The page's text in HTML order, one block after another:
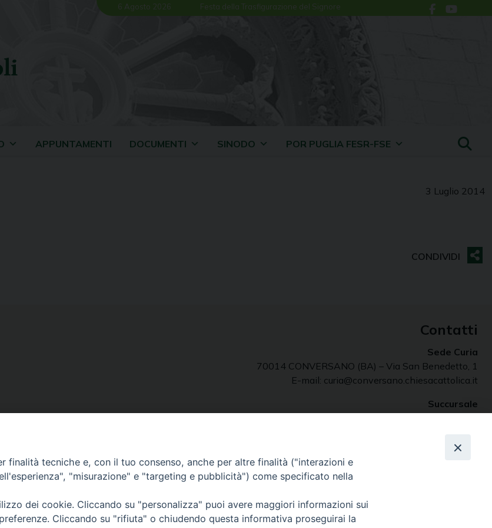
6 Agosto 2026 Festa della Trasfigurazione del Signore
APPUNTAMENTI DOCUMENTI SINODO POR PUGLIA FESR-FSE
3 Luglio 2014
Contatti
Sede Curia
70014 CONVERSANO (BA) – Via San Benedetto, 1
E-mail: curia@conversano.chiesacattolica.it
Succursale
finalità tecniche e, con il tuo consenso, anche per altre finalità ("interazioni e
"misurazione" e "targeting e pubblicità") come specificato nella
dei cookie. Cliccando su "personalizza" puoi avere maggiori informazioni sui
Cliccando su "rifiuta" o chiudendo questa informativa proseguirai la